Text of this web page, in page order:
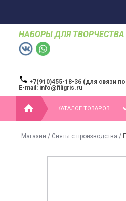
НАБОРЫ ДЛЯ
+7(910)455-18-36 (для связи
E-mail: info@filigris.ru
КАТАЛОГ ТОВАРОВ
Магазин / Сняты с производства /